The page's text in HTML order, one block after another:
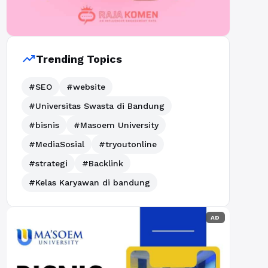
trending_upTrending Topics
#SEO
#website
#Universitas Swasta di Bandung
#bisnis
#Masoem University
#MediaSosial
#tryoutonline
#strategi
#Backlink
#Kelas Karyawan di bandung
AD